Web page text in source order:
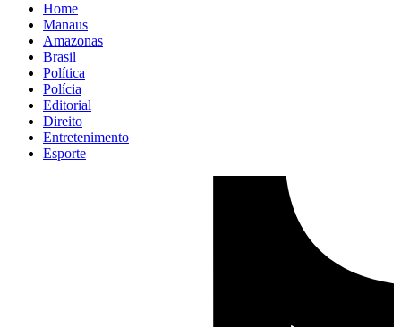
Home
Manaus
Amazonas
Brasil
Política
Polícia
Editorial
Direito
Entretenimento
Esporte